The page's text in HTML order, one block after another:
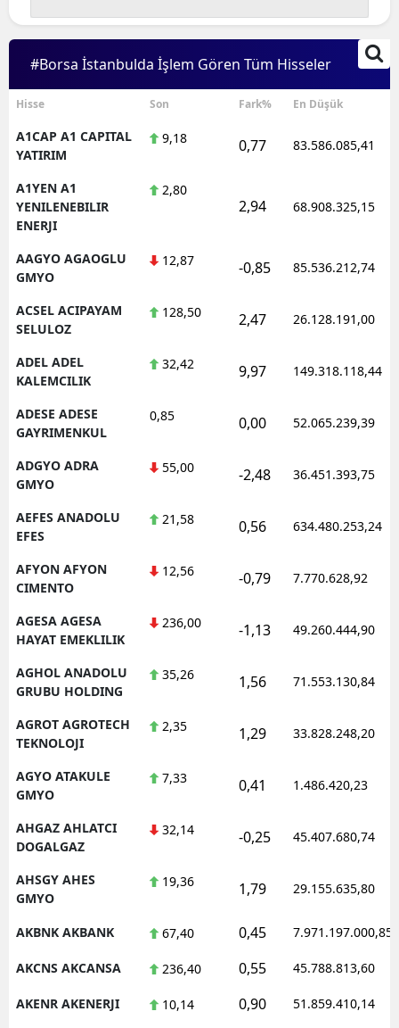
#Borsa İstanbulda İşlem Gören Tüm Hisseler
Hisse Son Fark% En Düşük
A1CAP A1 CAPITAL
YATIRIM
9,18 0,77 83.586.085,41
A1YEN A1
YENILENEBILIR
ENERJI
2,80
2,94 68.908.325,15
AAGYO AGAOGLU
GMYO
12,87 -0,85 85.536.212,74
ACSEL ACIPAYAM
SELULOZ
128,50 2,47 26.128.191,00
ADEL ADEL
KALEMCILIK
32,42 9,97 149.318.118,44
ADESE ADESE
GAYRIMENKUL
0,85 0,00 52.065.239,39
ADGYO ADRA
GMYO
55,00 -2,48 36.451.393,75
AEFES ANADOLU
EFES
21,58 0,56 634.480.253,24
AFYON AFYON
CIMENTO
12,56 -0,79 7.770.628,92
AGESA AGESA
HAYAT EMEKLILIK
236,00 -1,13 49.260.444,90
AGHOL ANADOLU
GRUBU HOLDING
35,26 1,56 71.553.130,84
AGROT AGROTECH
TEKNOLOJI
2,35 1,29 33.828.248,20
AGYO ATAKULE
GMYO
7,33 0,41 1.486.420,23
AHGAZ AHLATCI
DOGALGAZ
32,14 -0,25 45.407.680,74
AHSGY AHES
GMYO
19,36 1,79 29.155.635,80
AKBNK AKBANK 67,40 0,45 7.971.197.000,85
AKCNS AKCANSA 236,40 0,55 45.788.813,60
AKENR AKENERJI 10,14 0,90 51.859.410,14